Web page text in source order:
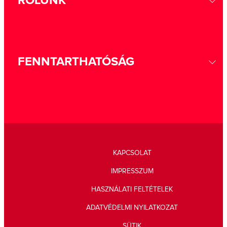
FENNTARTHATÓSÁG
KAPCSOLAT
IMPRESSZUM
HASZNÁLATI FELTÉTELEK
ADATVÉDELMI NYILATKOZAT